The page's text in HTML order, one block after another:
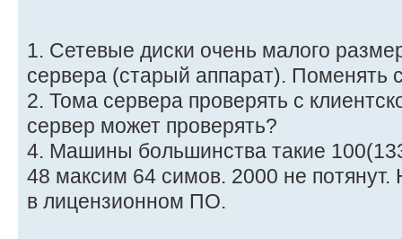
1. Сетевые диски очень малого
сервера (старый аппарат). Поменять
2. Тома сервера проверять с
сервер может проверять?
4. Машины большинства такие
48 максим 64 симов. 2000 не
в лицензионном ПО.